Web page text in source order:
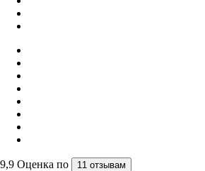
9,9 Оценка по 11 отзывам